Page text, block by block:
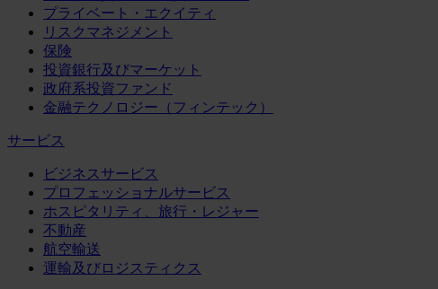
プライベート・エクイティ
リスクマネジメント
保険
投資銀行及びマーケット
政府系投資ファンド
金融テクノロジー（フィンテック）
サービス
ビジネスサービス
プロフェッショナルサービス
ホスピタリティ、旅行・レジャー
不動産
航空輸送
運輸及びロジスティクス